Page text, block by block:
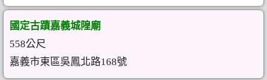
國定古蹟嘉義城隍廟
558公尺
嘉義市東區吳鳳北路168號